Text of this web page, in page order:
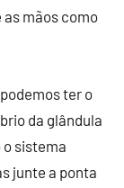
as mãos como
ter o
da glândula
sistema
junte a ponta